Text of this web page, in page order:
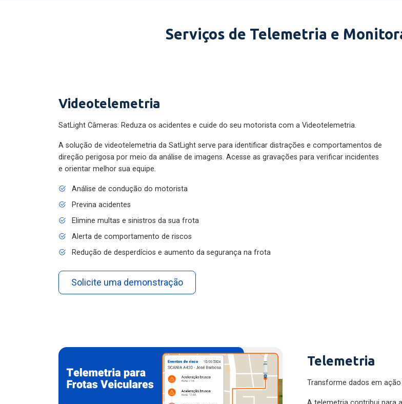
Serviços de Telemetria e
Videotelemetria
SatLight Câmeras: Reduza os acidentes e cuide do seu motorista com a Videotelemetria.
A solução de videotelemetria da SatLight serve para identificar distrações e comportamentos de
direção perigosa por meio da análise de imagens. Acesse as gravações para verificar incidentes
e orientar melhor sua equipe.
Análise de condução do motorista
Previna acidentes
Elimine multas e sinistros da sua frota
Alerta de comportamento de riscos
Redução de desperdícios e aumento da segurança na frota
Solicite uma demonstração
Telemetria
Transforme dados em ação
A telemetria contribui para